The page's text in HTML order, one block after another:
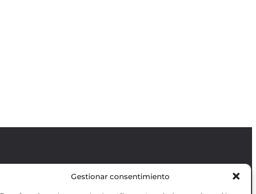
Gestionar consentimiento
Revista GODOT
es una revista